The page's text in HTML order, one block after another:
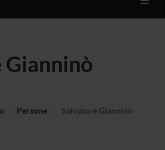
Persone Salvatore Gianninò